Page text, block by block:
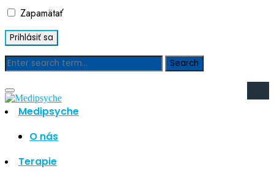
Zapamätať
Medipsyche
O nás
Terapie
Blog
Hľadať
Najnovšie články